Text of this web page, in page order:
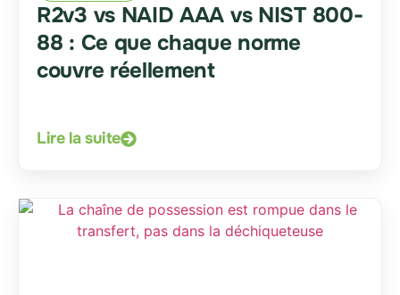
R2v3 vs NAID AAA vs NIST 800-
88 : Ce que chaque norme
couvre réellement
Lire la suite